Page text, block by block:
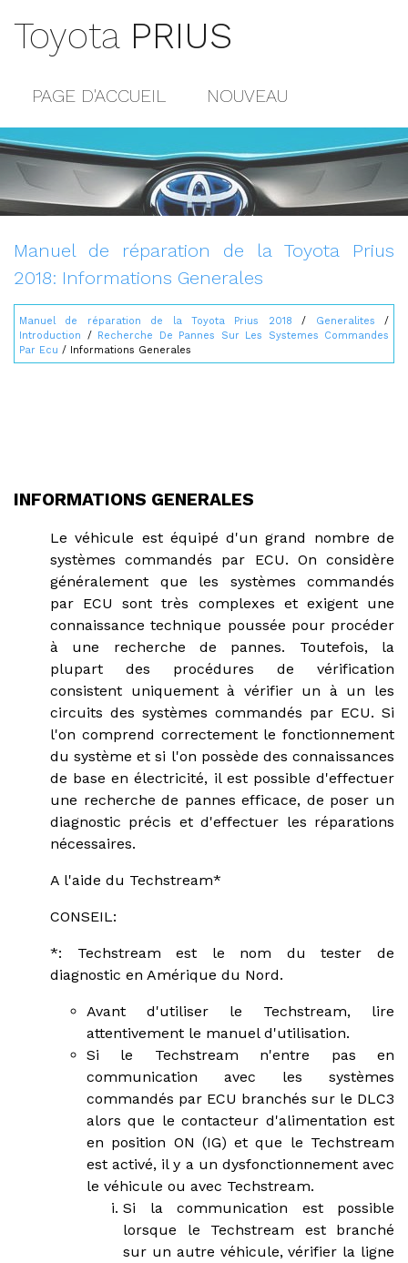
Toyota PRIUS
PAGE D'ACCUEIL NOUVEAU
POPULAIRE
CONTACTS
Manuel de réparation de la Toyota Prius
2018: Informations Generales
Manuel de réparation de la Toyota Prius 2018 / Generalites /
Introduction / Recherche De Pannes Sur Les Systemes Commandes
Par Ecu / Informations Generales
INFORMATIONS GENERALES
Le véhicule est équipé d'un grand nombre de
systèmes commandés par ECU. On considère
généralement que les systèmes commandés
par ECU sont très complexes et exigent une
connaissance technique poussée pour procéder
à une recherche de pannes. Toutefois, la
plupart des procédures de vérification
consistent uniquement à vérifier un à un les
circuits des systèmes commandés par ECU. Si
l'on comprend correctement le fonctionnement
du système et si l'on possède des connaissances
de base en électricité, il est possible d'effectuer
une recherche de pannes efficace, de poser un
diagnostic précis et d'effectuer les réparations
nécessaires.
A l'aide du Techstream*
CONSEIL:
*: Techstream est le nom du tester de
diagnostic en Amérique du Nord.
Avant d'utiliser le Techstream, lire
attentivement le manuel d'utilisation.
Si le Techstream n'entre pas en
communication avec les systèmes
commandés par ECU branchés sur le DLC3
alors que le contacteur d'alimentation est
en position ON (IG) et que le Techstream
est activé, il y a un dysfonctionnement avec
le véhicule ou avec Techstream.
Si la communication est possible
lorsque le Techstream est branché
sur un autre véhicule, vérifier la ligne